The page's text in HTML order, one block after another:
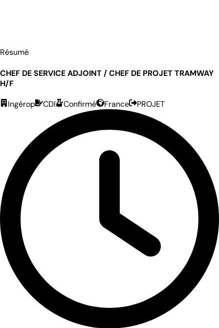
Résumé
CHEF DE SERVICE ADJOINT / CHEF DE PROJET TRAMWAY
H/F
Ingérop CDI Confirmé France PROJET